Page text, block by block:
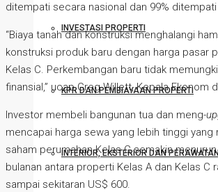
INVESTASI PROPERTI
KPR DAN PEMBIAYAAN PROPERTI
INTERIOR, EKSTERIOR DAN
ditempati secara nasional dan 99%
“Biaya tanah dan konstruksi menghalangi
konstruksi produk baru dengan harga pasar
Kelas C. Perkembangan baru tidak
finansial,” ucap Greg Willett, Kepala Ekonom
Investor membeli bangunan tua dan meng-
mencapai harga sewa yang lebih tinggi yang
saham perumahan Kelas C semakin
bulanan antara properti Kelas A dan Kelas C
sampai sekitaran US$ 600.